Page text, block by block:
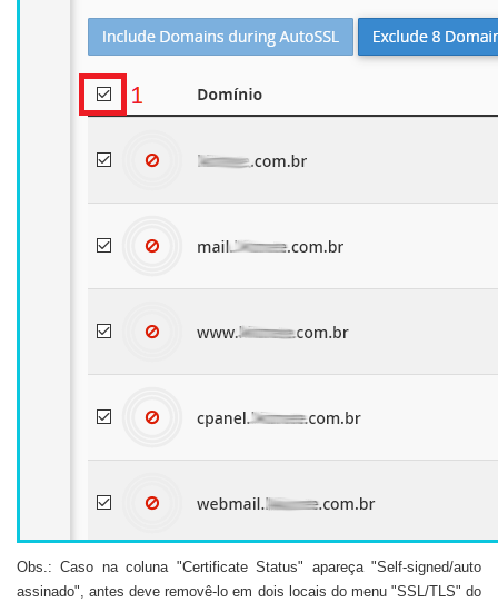
Obs.: Caso na coluna "Certificate Status" apareça "Self-signed/auto
assinado", antes deve removê-lo em dois locais do menu "SSL/TLS" do